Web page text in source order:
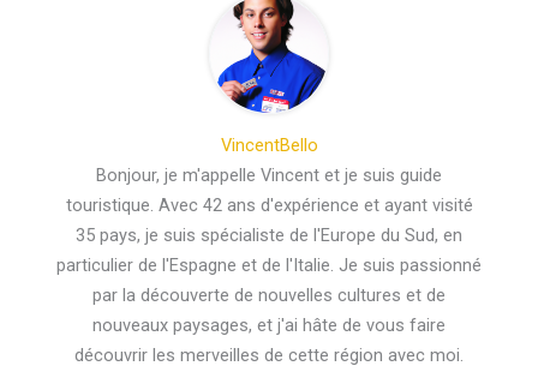
VincentBello
Bonjour, je m'appelle Vincent et je suis guide
touristique. Avec 42 ans d'expérience et ayant visité
35 pays, je suis spécialiste de l'Europe du Sud, en
particulier de l'Espagne et de l'Italie. Je suis passionné
par la découverte de nouvelles cultures et de
nouveaux paysages, et j'ai hâte de vous faire
découvrir les merveilles de cette région avec moi.